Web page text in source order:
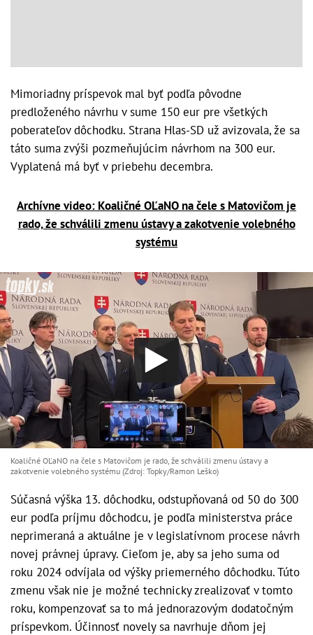
Mimoriadny príspevok mal byť podľa pôvodne
predloženého návrhu v sume 150 eur pre všetkých
poberateľov dôchodku. Strana Hlas-SD už avizovala, že sa
táto suma zvýši pozmeňujúcim návrhom na 300 eur.
Vyplatená má byť v priebehu decembra.
Archívne video: Koaličné OĽaNO na čele s Matovičom je
rado, že schválili zmenu ústavy a zakotvenie volebného
systému
Koaličné OĽaNO na čele s Matovičom je rado, že schválili zmenu ústavy a
zakotvenie volebného systému (Zdroj: Topky/Ramon Leško)
Súčasná výška 13. dôchodku, odstupňovaná od 50 do 300
eur podľa príjmu dôchodcu, je podľa ministerstva práce
neprimeraná a aktuálne je v legislatívnom procese návrh
novej právnej úpravy. Cieľom je, aby sa jeho suma od
roku 2024 odvíjala od výšky priemerného dôchodku. Túto
zmenu však nie je možné technicky zrealizovať v tomto
roku, kompenzovať sa to má jednorazovým dodatočným
príspevkom. Účinnosť novely sa navrhuje dňom jej